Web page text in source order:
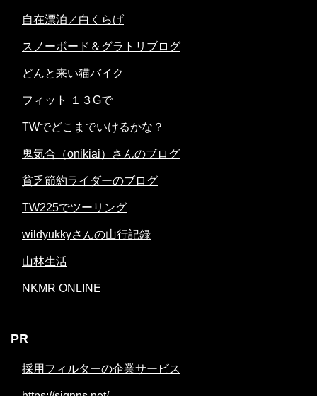
自在漂泊／白くらげ
スノーボード＆グラトリブログ
どんと来い猫バイク
フィット １３Gで
TWでどこまでいけるかな？
鬼気合（onikiai）さんのブログ
貧乏節約ライダーのブログ
TW225でツーリング
wildyukkyさんの山行記録
山林生活
NKMR ONLINE
PR
採用フィルターの企業サービス